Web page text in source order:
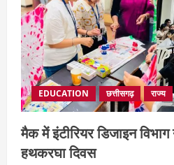
EDUCATION छत्तीसगढ़ राज्य
मैक में इंटीरियर डिजाइन विभाग
हथकरघा दिवस